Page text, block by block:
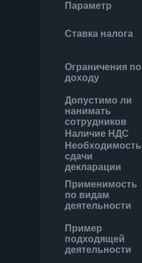
Параметр
Ставка налога
Ограничения по
доходу
Допустимо ли
нанимать
сотрудников
Наличие НДС
Необходимость
сдачи
декларации
Применимость
по видам
деятельности
Пример
подходящей
деятельности